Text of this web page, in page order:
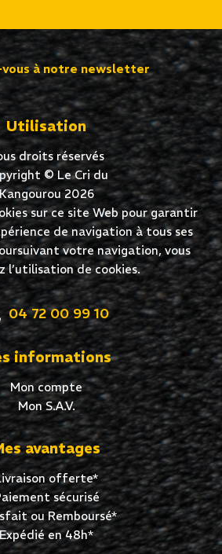
à notre newsletter
Utilisation
droits réservés
© Le Cri du
2026
sur ce site Web pour garantir
de navigation à tous ses
votre navigation, vous
l’utilisation de cookies.
04 72 00 99 10
informations
Mon compte
Mon S.A.V.
avantages
offerte*
sécurisé
ou Remboursé*
Expédié en 48h*